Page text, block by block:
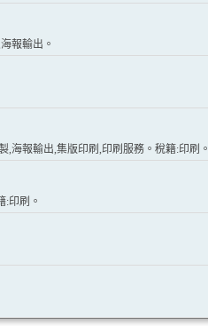
報輸出。
海報輸出,集版印刷,印刷服務。稅籍:印刷。
:印刷。